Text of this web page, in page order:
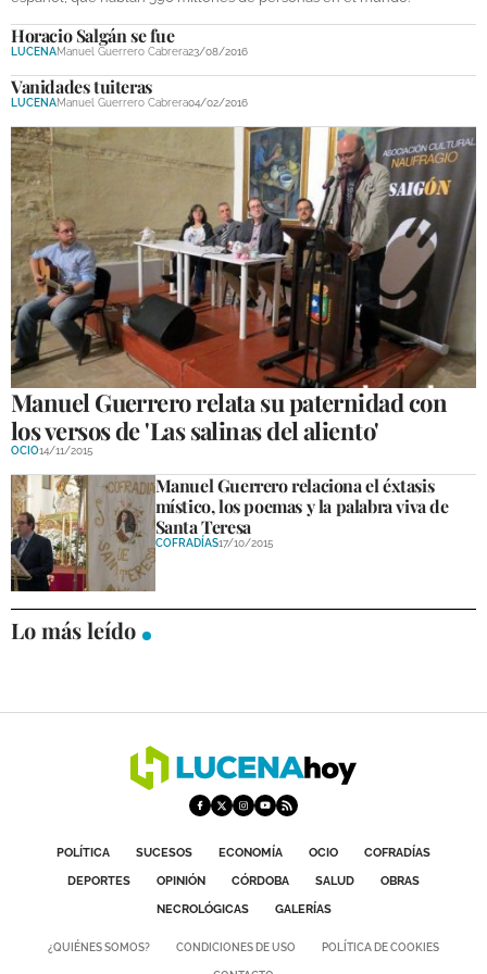
GALERÍAS
Horacio Salgán se fue
LUCENAManuel Guerrero Cabrera23/08/2016
Vanidades tuiteras
LUCENAManuel Guerrero Cabrera04/02/2016
Manuel Guerrero relata su paternidad con
los versos de 'Las salinas del aliento'
OCIO14/11/2015
Manuel Guerrero relaciona el éxtasis
místico, los poemas y la palabra viva de
Santa Teresa
COFRADÍAS17/10/2015
Lo más leído
POLÍTICA SUCESOS ECONOMÍA OCIO
COFRADÍAS
DEPORTES
OPINIÓN CÓRDOBA SALUD
OBRAS
NECROLÓGICAS
GALERÍAS
¿QUIÉNES SOMOS? CONDICIONES DE USO POLÍTICA DE COOKIES